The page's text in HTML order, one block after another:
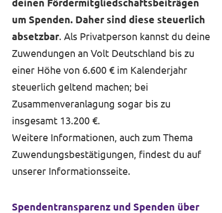
deinen Fördermitgliedschaftsbeiträgen
um Spenden. Daher sind diese steuerlich
absetzbar. Als Privatperson kannst du deine
Zuwendungen an Volt Deutschland bis zu
einer Höhe von 6.600 € im Kalenderjahr
steuerlich geltend machen; bei
Zusammenveranlagung sogar bis zu
insgesamt 13.200 €.
Weitere Informationen, auch zum Thema
Zuwendungsbestätigungen, findest du auf
unserer Informationsseite.
Spendentransparenz und Spenden über